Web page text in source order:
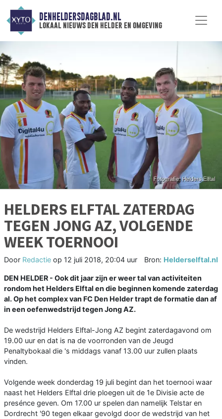
DENHELDERSDAGBLAD.NL
lokaal nieuws den helder en omgeving
HELDERS ELFTAL ZATERDAG
TEGEN JONG AZ, VOLGENDE
WEEK TOERNOOI
Door Redactie op 12 juli 2018, 20:04 uur Bron: Helderselftal.nl
DEN HELDER - Ook dit jaar zijn er weer tal van activiteiten
rondom het Helders Elftal en die beginnen komende zaterdag
al. Op het complex van FC Den Helder trapt de formatie dan af
in een oefenwedstrijd tegen Jong AZ.
De wedstrijd Helders Elftal-Jong AZ begint zaterdagavond om
19.00 uur en dat is na de voorronden van de Jeugd
Penaltybokaal die 's middags vanaf 13.00 uur zullen plaats
vinden.
Volgende week donderdag 19 juli begint dan het toernooi waar
naast het Helders Elftal drie ploegen uit de 1e Divisie acte de
presénce geven. Om 17.00 ur spelen dan namelijk Telstar en
Dordrecht '90 tegen elkaar gevolgd door de wedstrijd van het